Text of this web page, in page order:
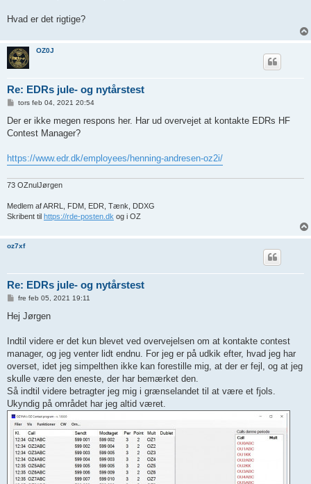
Hvad er det rigtige?
OZ0J
Re: EDRs jule- og nytårstest
d
æ
tors feb 04, 2021 20:54
Der er ikke megen respons her. Har ud overvejet at kontakte EDRs HF
Contest Manager?
https://www.edr.dk/employees/henning-andresen-oz2i/
73 OZnulJørgen
Medlem af ARRL, FDM, EDR, Tænk, DDXG
Skribent til https://rde-posten.dk og i OZ
oz7xf
Re: EDRs jule- og nytårstest
d
g
fre feb 05, 2021 19:11
Hej Jørgen
Indtil videre er det kun blevet ved overvejelsen om at kontakte contest
manager, og jeg venter lidt endnu. For jeg er på udkik efter, hvad jeg har
overset, idet jeg simpelthen ikke kan forestille mig, at der er fejl, og at jeg
skulle være den eneste, der har bemærket den.
Så indtil videre betragter jeg mig i grænselandet til at være et fjols.
Ukyndig på området har jeg altid været.